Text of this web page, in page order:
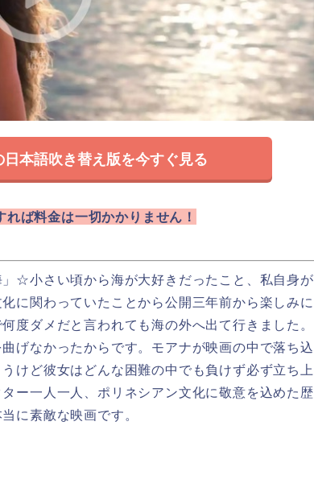
本語吹き替え版を今すぐ見る
ば料金は一切かかりません！
☆小さい頃から海が大好きだったこと、私自身が
に関わっていたことから公開三年前から楽しみに
度ダメだと言われても海の外へ出て行きました。
げなかったからです。モアナが映画の中で落ち込
けど彼女はどんな困難の中でも負けず必ず立ち上
ー一人一人、ポリネシアン文化に敬意を込めた歴
に素敵な映画です。